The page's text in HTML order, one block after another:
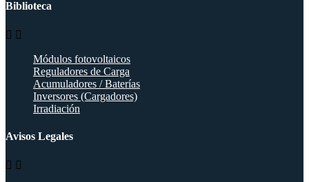
Biblioteca
 
Módulos fotovoltaicos
Reguladores de Carga
Acumuladores / Baterías
Inversores (Cargadores)
Irradiación
Avisos Legales
 